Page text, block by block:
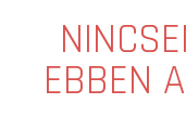
EBBEN